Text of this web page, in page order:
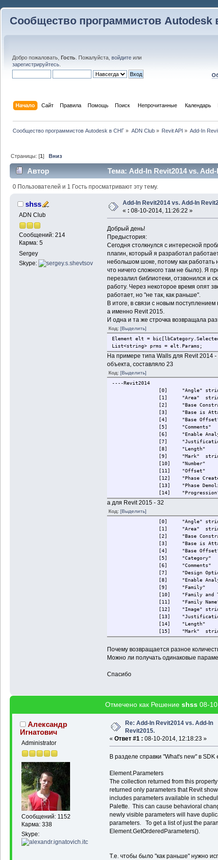
Сообщество программистов Autodesk
Добро пожаловать, Гость . Пожалуйста, войдите или
зарегистрируйтесь
Начало Сайт Правила Помощь Поиск Непрочитанные Календарь
Сообщество программистов Autodesk в СНГ » ADN Club» Revit API » Add-In
Страницы: [1]Вниз
Автор Тема: Add-In Revit2014 vs.
0 Пользователей и 1 Гость просматривают эту тему.
shss
ADN Club
Сообщений: 214
Карма: 5
Sergey
Skype:
Add-In Revit2014 vs. Add-In
« : 08-10-2014, 11:26:22 »
Добрый день!
Предыстория:
Сегодня столкнулся с интересной
плагин, который я разработал
небольшом шоке, потому как
что ничего сложного там не было). Я
перезалил библиотеки, отзвонился и
работу. Через некоторое время опят
работает, но "не так, как раньше".
В итоге, в связи с новым
а именно Revit 2015.
И одна и та же строчка возвращала
Код: [Выделить]
Element elt =
List<string> prms = elt.Params;
На примере типа Walls для Revit 2014
объекта, составляло 23
Код: [Выделить]
----Revit2014
[0]
"Angle"
[1]
"Area"
[2]
"Base
[3]
"Base is
[4]
"Base
[5]
"Comments"
[6]
"Enable
[7]
[8]
"Length"
[9]
"Mark"
[10]
"Number"
[11]
"Offset"
[12]
"Phase
[13]
"Phase
[14]
[15]
"Related to
[17]
"Structural"
[18]
"Structural
[19]
"Top
[20]
"Top is
[21]
"Top Offset"
[22]
а для Revit 2015 - 32
Код: [Выделить]
[0]
"Angle"
[1]
"Area"
[2]
"Base
[3]
"Base is
[4]
"Base
[5]
"Category"
[6]
"Comments"
[7]
"Design
[8]
"Enable
[9]
"Family"
[10]
"Family and
[11]
"Family
[12]
"Image"
[13]
[14]
"Length"
[15]
"Mark"
[16]
"Number"
[18]
"Phase
[19]
"Phase
[24]
"Structural
[25]
"Top
[28]
"Type"
[30]
"Type Name"
[31]
Почему возвращается разное
Можно ли получать одинаковые
Спасибо
Отмечено как Решение shss 08-
Александр
Игнатович
Administrator
Сообщений: 1152
Карма: 338
Skype:
Re: Add-In Revit2014 vs. Add-In
Revit2015.
« Ответ #1 : 08-10-2014, 12:18:23 »
В разделе справки "What's new" в SDK
Element.Parameters
The collection returned from this
returned only parameters that Revit
includes parameters available in
Palette. This can cause behavioral
newly visible parameters will have
parameters. To get a list of just the
Element.GetOrderedParameters().
Т.е. чтобы было "как раньше" нужно